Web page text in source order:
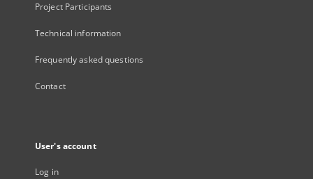
Project Participants
Technical information
Frequently asked questions
Contact
User's account
Log in